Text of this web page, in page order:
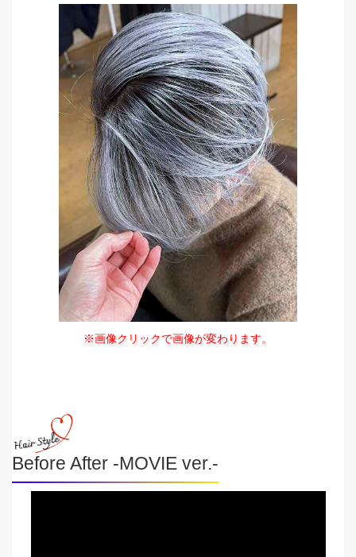
※画像クリックで画像が変わります。
Before After -MOVIE ver.-